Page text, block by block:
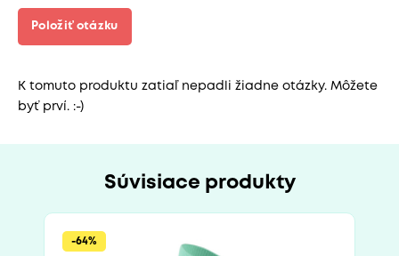
Položiť otázku
K tomuto produktu zatiaľ nepadli žiadne otázky. Môžete
byť prví. :-)
Súvisiace produkty
-64%